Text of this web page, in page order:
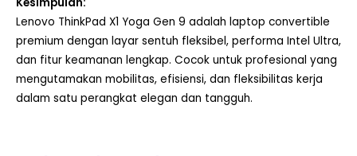
Lenovo ThinkPad X1 Yoga Gen 9 adalah laptop convertible
premium dengan layar sentuh fleksibel, performa Intel Ultra,
dan fitur keamanan lengkap. Cocok untuk profesional yang
mengutamakan mobilitas, efisiensi, dan fleksibilitas kerja
dalam satu perangkat elegan dan tangguh.